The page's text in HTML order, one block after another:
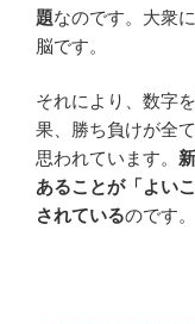
題なのです。大衆
脳です。
それにより、数字
果、勝ち負けが全
思われています。
あることが「よい
されているのです。